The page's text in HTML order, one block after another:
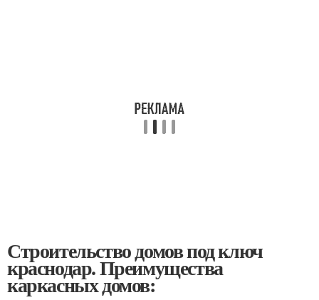
Строительство домов под ключ
краснодар. Преимущества
каркасных домов: